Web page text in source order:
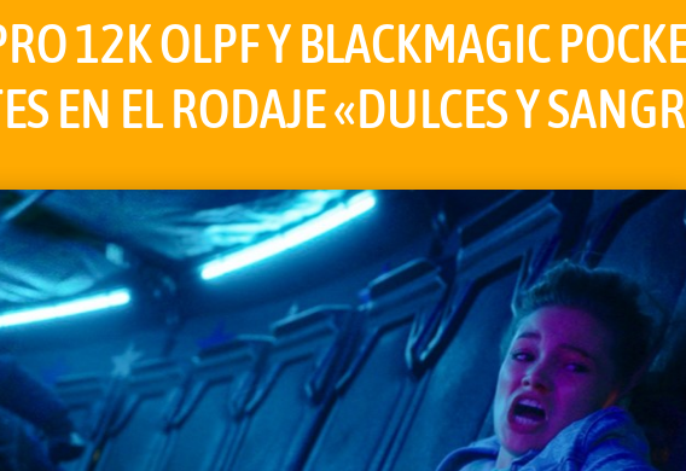
12K OLPF Y BLACKMAGIC
EN EL RODAJE «DULCES Y